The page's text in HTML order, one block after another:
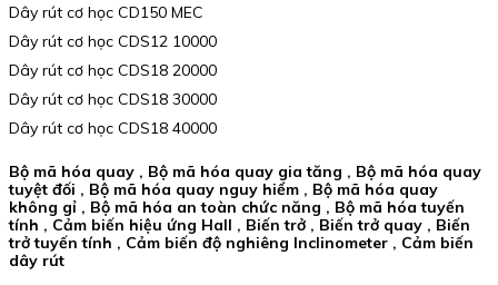
Dây rút cơ học CD150 MEC
Dây rút cơ học CDS12 10000
Dây rút cơ học CDS18 20000
Dây rút cơ học CDS18 30000
Dây rút cơ học CDS18 40000
Bộ mã hóa quay , Bộ mã hóa quay gia tăng , Bộ mã hóa quay
tuyệt đối , Bộ mã hóa quay nguy hiểm , Bộ mã hóa quay
không gỉ , Bộ mã hóa an toàn chức năng , Bộ mã hóa tuyến
tính , Cảm biến hiệu ứng Hall , Biến trở , Biến trở quay , Biến
trở tuyến tính , Cảm biến độ nghiêng Inclinometer , Cảm biến
dây rút